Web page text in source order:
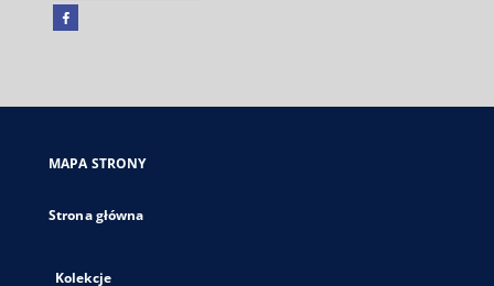
Facebook
się
karcie
MAPA STRONY
Strona główna
Kolekcje